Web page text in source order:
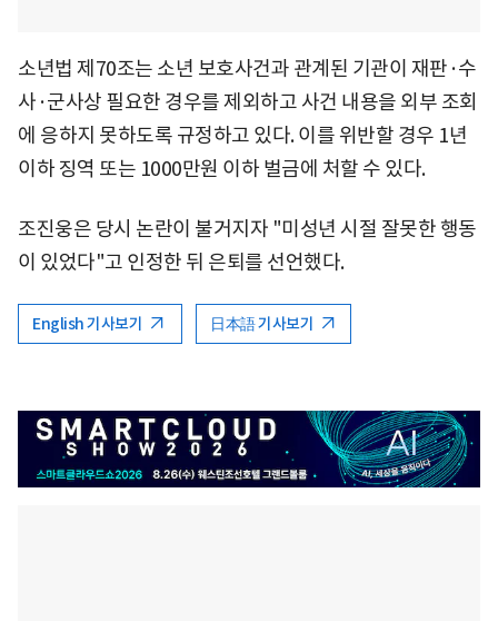
소년법 제70조는 소년 보호사건과 관계된 기관이 재판·수
사·군사상 필요한 경우를 제외하고 사건 내용을 외부 조회
에 응하지 못하도록 규정하고 있다. 이를 위반할 경우 1년
이하 징역 또는 1000만원 이하 벌금에 처할 수 있다.
조진웅은 당시 논란이 불거지자 "미성년 시절 잘못한 행동
이 있었다"고 인정한 뒤 은퇴를 선언했다.
English 기사보기 日本語 기사보기